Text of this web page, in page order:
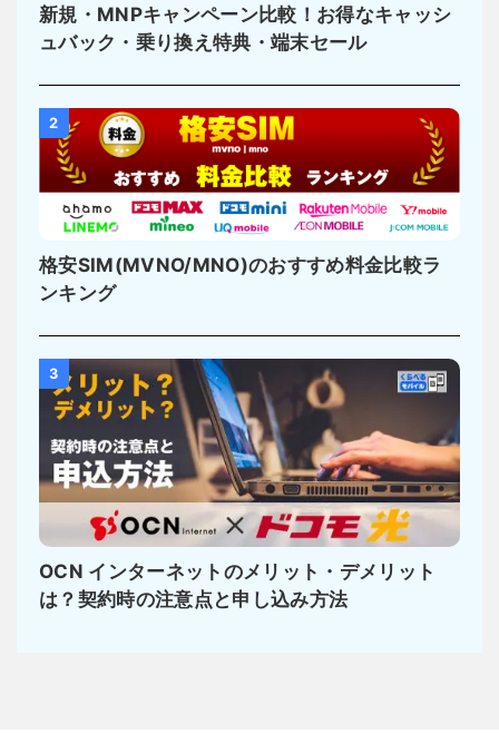
新規・MNPキャンペーン比較！お得なキャッシ
ュバック・乗り換え特典・端末セール
2
格安SIM(MVNO/MNO)のおすすめ料金比較ラ
ンキング
3
OCN インターネットのメリット・デメリット
は？契約時の注意点と申し込み方法